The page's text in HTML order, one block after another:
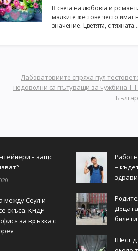
В света на любовта и
малките жестове често имат
значение. Цветята, с тяхната…
Лабораториите спряха пул
недоволни са пътуващи за чужбина |
– защо
между Сеул и
скъса. КНДР
за връзка с
–
билети
Шест